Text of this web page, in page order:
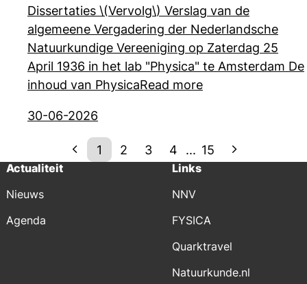
Dissertaties \(Vervolg\) Verslag van de
algemeene Vergadering der Nederlandsche
Natuurkundige Vereeniging op Zaterdag 25
April 1936 in het lab "Physica" te Amsterdam De
inhoud van PhysicaRead more
30-06-2026
1 2 3 4 ... 15
Actualiteit
Nieuws
Agenda
Links
NNV
FYSICA
Quarktravel
Natuurkunde.nl